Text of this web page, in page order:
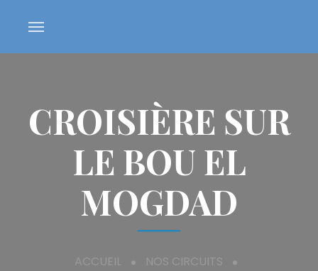
CROISIÈRE SUR
LE BOU EL
MOGDAD
ACCUEIL
NOS CIRCUITS